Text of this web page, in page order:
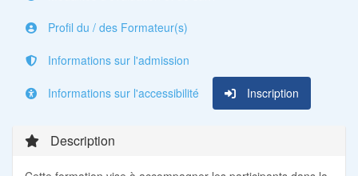
Profil du / des Formateur(s)
Informations sur l'admission
Informations sur l'accessibilité Inscription
Description